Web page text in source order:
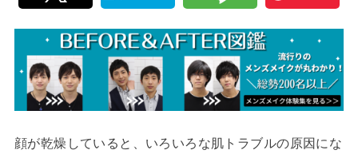
顔が乾燥していると、いろいろな肌トラブルの原因にな